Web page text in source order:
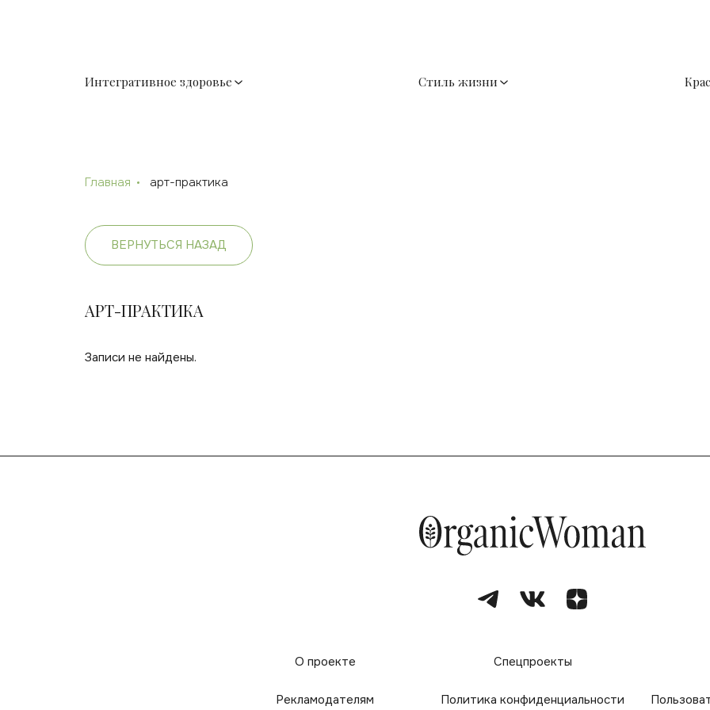
Интегративное здоровье Стиль жизни
Главная арт-практика
ВЕРНУТЬСЯ НАЗАД
АРТ-ПРАКТИКА
Записи не найдены.
О проекте Спецпроекты
Рекламодателям Политика конфиденциальности